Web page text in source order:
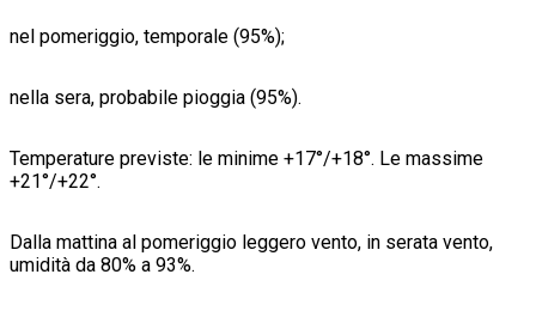
nel pomeriggio, temporale (95%);
nella sera, probabile pioggia (95%).
Temperature previste: le minime +17°/+18°. Le massime
+21°/+22°.
Dalla mattina al pomeriggio leggero vento, in serata vento,
umidità da 80% a 93%.